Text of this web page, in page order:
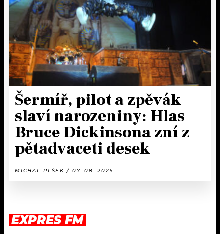
Šermíř, pilot a zpěvák
slaví narozeniny: Hlas
Bruce Dickinsona zní z
pětadvaceti desek
MICHAL PLŠEK / 07. 08. 2026
EXPRES FM